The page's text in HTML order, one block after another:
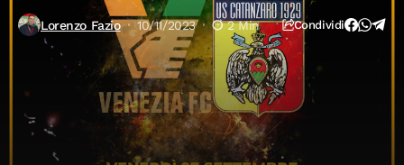
Lorenzo Fazio 10/11/2023 2 Min Condividi